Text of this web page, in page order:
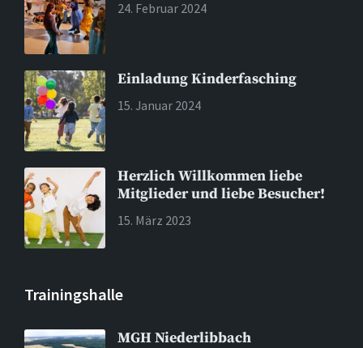
24. Februar 2024
Einladung Kinderfasching
15. Januar 2024
Herzlich Willkommen liebe
Mitglieder und liebe Besucher!
15. März 2023
Trainingshalle
MGH Niederlibbach